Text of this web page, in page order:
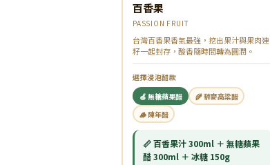
百香果
PASSION FRUIT
台灣百香果香氣最強，挖出果汁與果肉連
籽一起封存，酸香隨時間轉為圓潤。
選擇浸泡醋款
🍏 無糖蘋果醋
🌾 藜麥高粱醋
🪵 陳年醋
📏 百香果汁 300ml ＋ 無糖蘋果
醋 300ml ＋ 冰糖 150g